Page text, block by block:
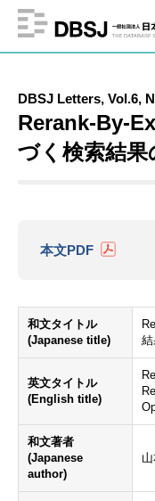
DBSJ Letters, Vol.6,
Rerank-By-
づく検索結果
本文PDF
和文タイトル
(Japanese title)
英文タイトル
(English title)
和文著者
(Japanese
author)